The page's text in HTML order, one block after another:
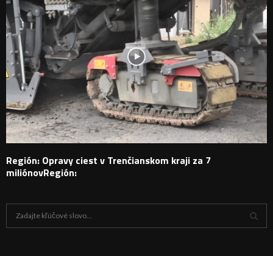
Región: Opravy ciest v Trenčianskom kraji za 7
miliónovRegión: